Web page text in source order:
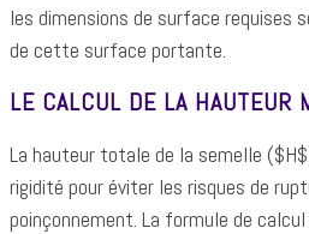
les dimensions de surface requises
de cette surface portante.
LE CALCUL DE LA HAUTEUR
La hauteur totale de la semelle
rigidité pour éviter les risques de
poinçonnement. La formule de